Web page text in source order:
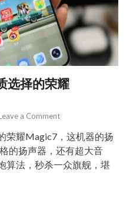
选择的荣耀
a Comment
荣耀Magic7，这机器的扬
的扬声器，还有超大音
算法，秒杀一众旗舰，堪